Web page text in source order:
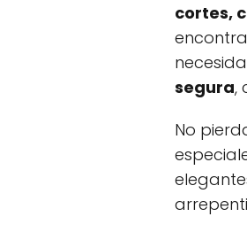
cortes,
segura,
No